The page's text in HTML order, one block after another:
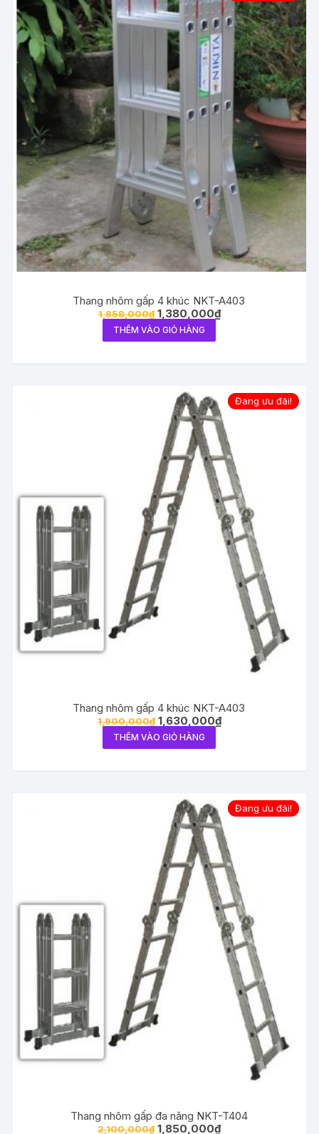
Thang nhôm gấp 4 khúc NKT-A403
1,858,000₫ 1,380,000₫
THÊM VÀO GIỎ HÀNG
Đang ưu đãi!
Thang nhôm gấp 4 khúc NKT-A403
1,900,000₫ 1,630,000₫
THÊM VÀO GIỎ HÀNG
Đang ưu đãi!
Thang nhôm gấp đa năng NKT-T404
2,100,000₫ 1,850,000₫